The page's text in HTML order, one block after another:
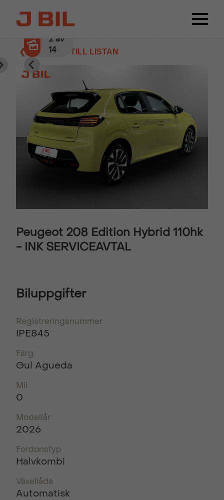
❮ TILLBAKA TILL LISTAN
2av
14
Peugeot 208 Edition Hybrid 110hk
- INK SERVICEAVTAL
Biluppgifter
Registreringsnummer
IPE845
Färg
Gul Agueda
Mil
0
Modellår
2026
Fordonstyp
Halvkombi
Växellåda
Automatisk